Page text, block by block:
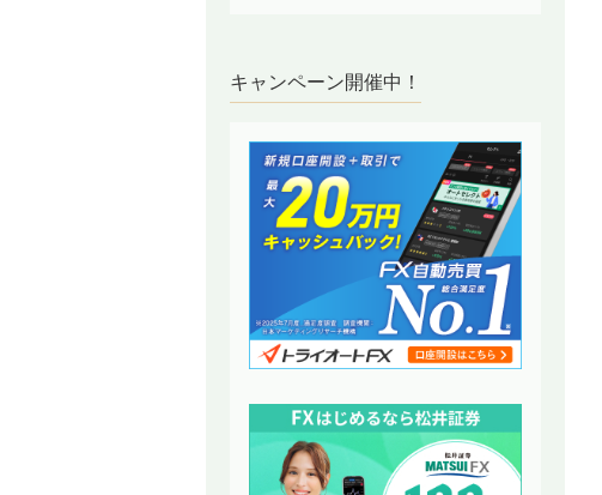
キャンペーン開催中！